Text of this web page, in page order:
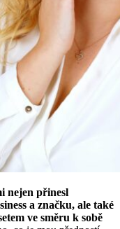
nejen přinesl
a značku, ale také
ve směru k sobě